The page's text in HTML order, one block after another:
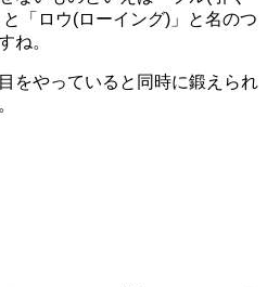
「ロウ(ローイング)」と名のつ
ね。
をやっていると同時に鍛えられ